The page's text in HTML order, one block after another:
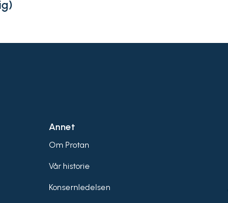
)
Annet
Om Protan
Vår historie
Konsernledelsen